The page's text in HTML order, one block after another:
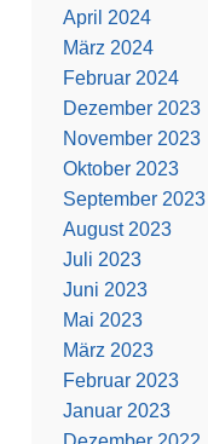
April 2024
März 2024
Februar 2024
Dezember 2023
November 2023
Oktober 2023
September 2023
August 2023
Juli 2023
Juni 2023
Mai 2023
März 2023
Februar 2023
Januar 2023